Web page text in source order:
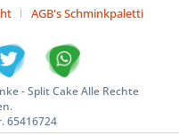
AGB's Schminkpaletti
- Split Cake Alle Rechte
65416724